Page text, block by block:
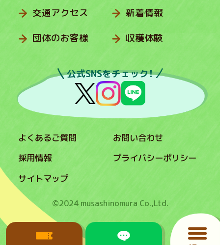
交通アクセス
団体のお客様
新着情報
収穫体験
公式SNSをチェック！
よくあるご質問
お問い合わせ
採用情報
プライバシーポリシー
サイトマップ
©2024 musashinomura Co.,Ltd.